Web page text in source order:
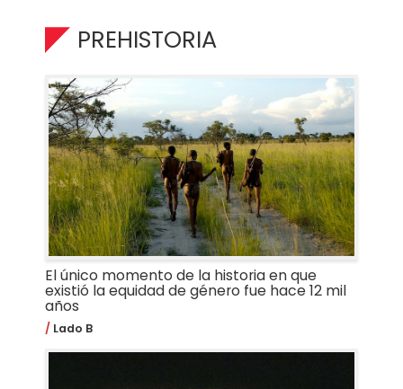
PREHISTORIA
El único momento de la historia en que
existió la equidad de género fue hace 12 mil
años
Lado B